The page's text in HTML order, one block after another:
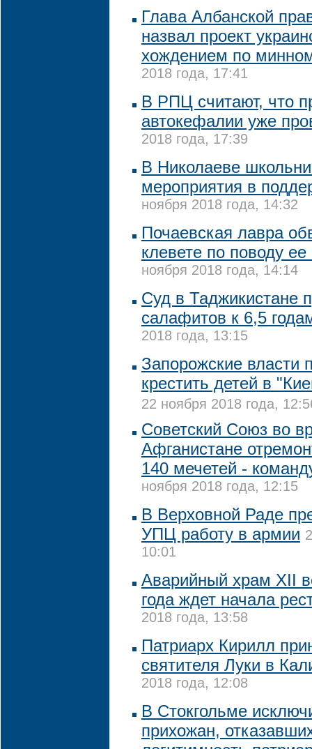
Глава Албанской
назвал проект
хождением по
2018 года, 17:41
В РПЦ считают, что
автокефалии уже
2018 года, 17:39
В Николаеве
мероприятия в
ноября 2018 года, 14:32
Почаевская лавра
клевете по поводу
ноября 2018 года, 14:14
Суд в Таджикистане
салафитов к 6,5
2018 года, 13:15
Запорожские власти
крестить детей в
22 ноября 2018 года,
Советский Союз во
Афганистане
140 мечетей -
ноября 2018 года, 12:15
В Верховной Раде
УПЦ работу в армии
10:01
Аварийный храм XII
года ждет начала
2018 года, 13:58
Патриарх Кирилл
святителя Луки в
2018 года, 12:08
В Стокгольме
прихожан,